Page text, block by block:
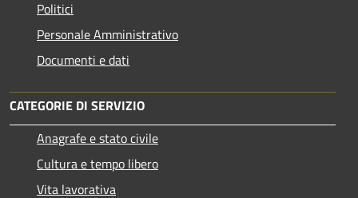
Politici
Personale Amministrativo
Documenti e dati
CATEGORIE DI SERVIZIO
Anagrafe e stato civile
Cultura e tempo libero
Vita lavorativa